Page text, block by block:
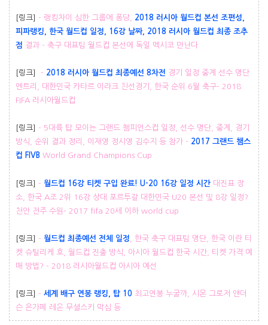
[링크] - 랭킹차이 심한 그룹에 퐁당, 2018 러시아 월드컵 본선 조편성,
피 파랭킹, 한국 월드컵 일정, 16강 날짜, 2018 러시아 월드컵 최종 조추
점 결과 - 축구 대표팀 월드컵 본선에 독일 멕시코 만난다
[링크] - 2018 러시아 월드컵 최종예선 8차전 경기 일정 중계 선수 명단
엔트리, 대한민국 카타르 이라크 친선경기, 한국 순위 6월 축구- 2018
FIFA 러시아월드컵
[링크] - 5대륙 탑 모이는 그랜드 챔피언스컵 일정, 선수 명단, 중계, 경기
방식, 순위 결과 정리, 이재영 정시영 김수지 등 참가 - 2017 그랜드 챔스
컵 FIVB World Grand Champions Cup
[링크] - 월드컵 16강 티켓 구입 완료! U-20 16강 일정 시간 대진표 장
소, 한국 A조 2위 16강 상대 포르투갈 대한민국 U20 본선 및 8강 일정?
천안 전주 수원- 2017 fifa 20세 이하 world cup
[링크] - 월드컵 최종예선 전체 일정 , 한국 축구 대표팀 명단, 한국 이란 티
켓 슈틸리케 호, 월드컵 진출 방식, 아시아 월드컵 한국 시간, 티켓 가격 예
매 방법? - 2018 러시아월드컵 아시아 예선
[링크] - 세계 배구 연봉 랭킹, 탑 10 최고연봉 누굴까, 시몬 그로저 앤더
슨 은가페 레온 무셜스키 막심 등